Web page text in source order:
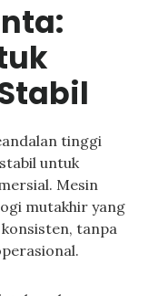
tinggi
untuk
Mesin
mutakhir yang
tanpa